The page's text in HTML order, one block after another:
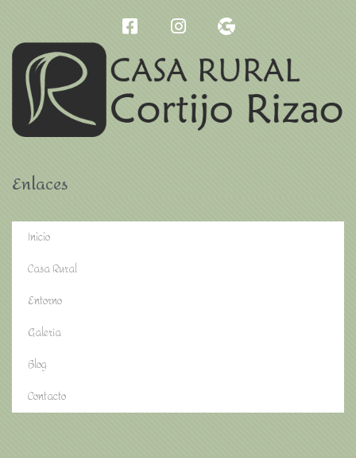
Enlaces
Inicio
Casa Rural
Entorno
Galería
Blog
Contacto